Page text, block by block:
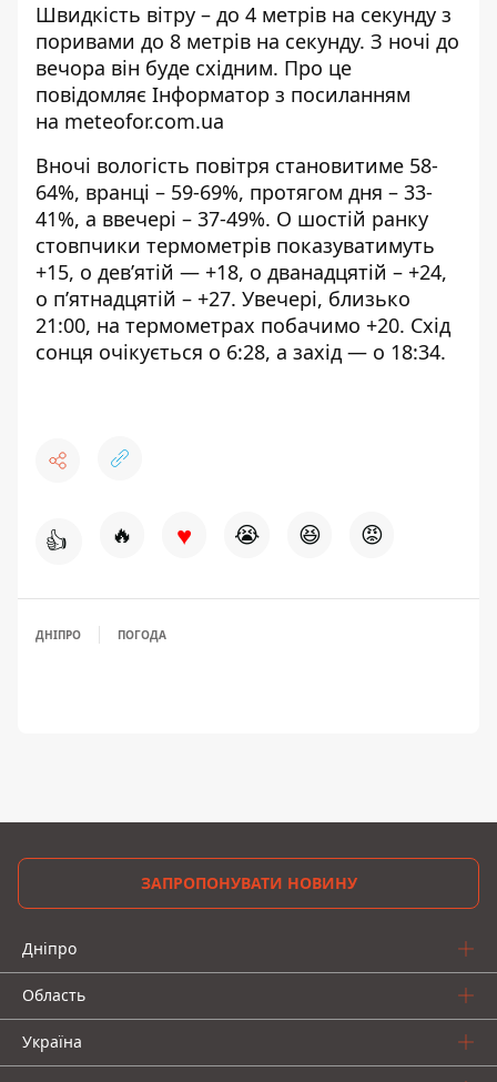
Швидкість вітру – до 4 метрів на секунду з
поривами до 8 метрів на секунду. З ночі до
вечора він буде східним. Про це
повідомляє Інформатор з посиланням
на meteofor.com.ua
Вночі вологість повітря становитиме 58-
64%, вранці – 59-69%, протягом дня – 33-
41%, а ввечері – 37-49%. О шостій ранку
стовпчики термометрів показуватимуть
+15, о дев’ятій — +18, о дванадцятій – +24,
о п’ятнадцятій – +27. Увечері, близько
21:00, на термометрах побачимо +20. Схід
сонця очікується о 6:28, а захід — о 18:34.
👍 🔥 ♥ 😭 😆 😡
ДНІПРО ПОГОДА
ЗАПРОПОНУВАТИ НОВИНУ
Дніпро
Область
Україна